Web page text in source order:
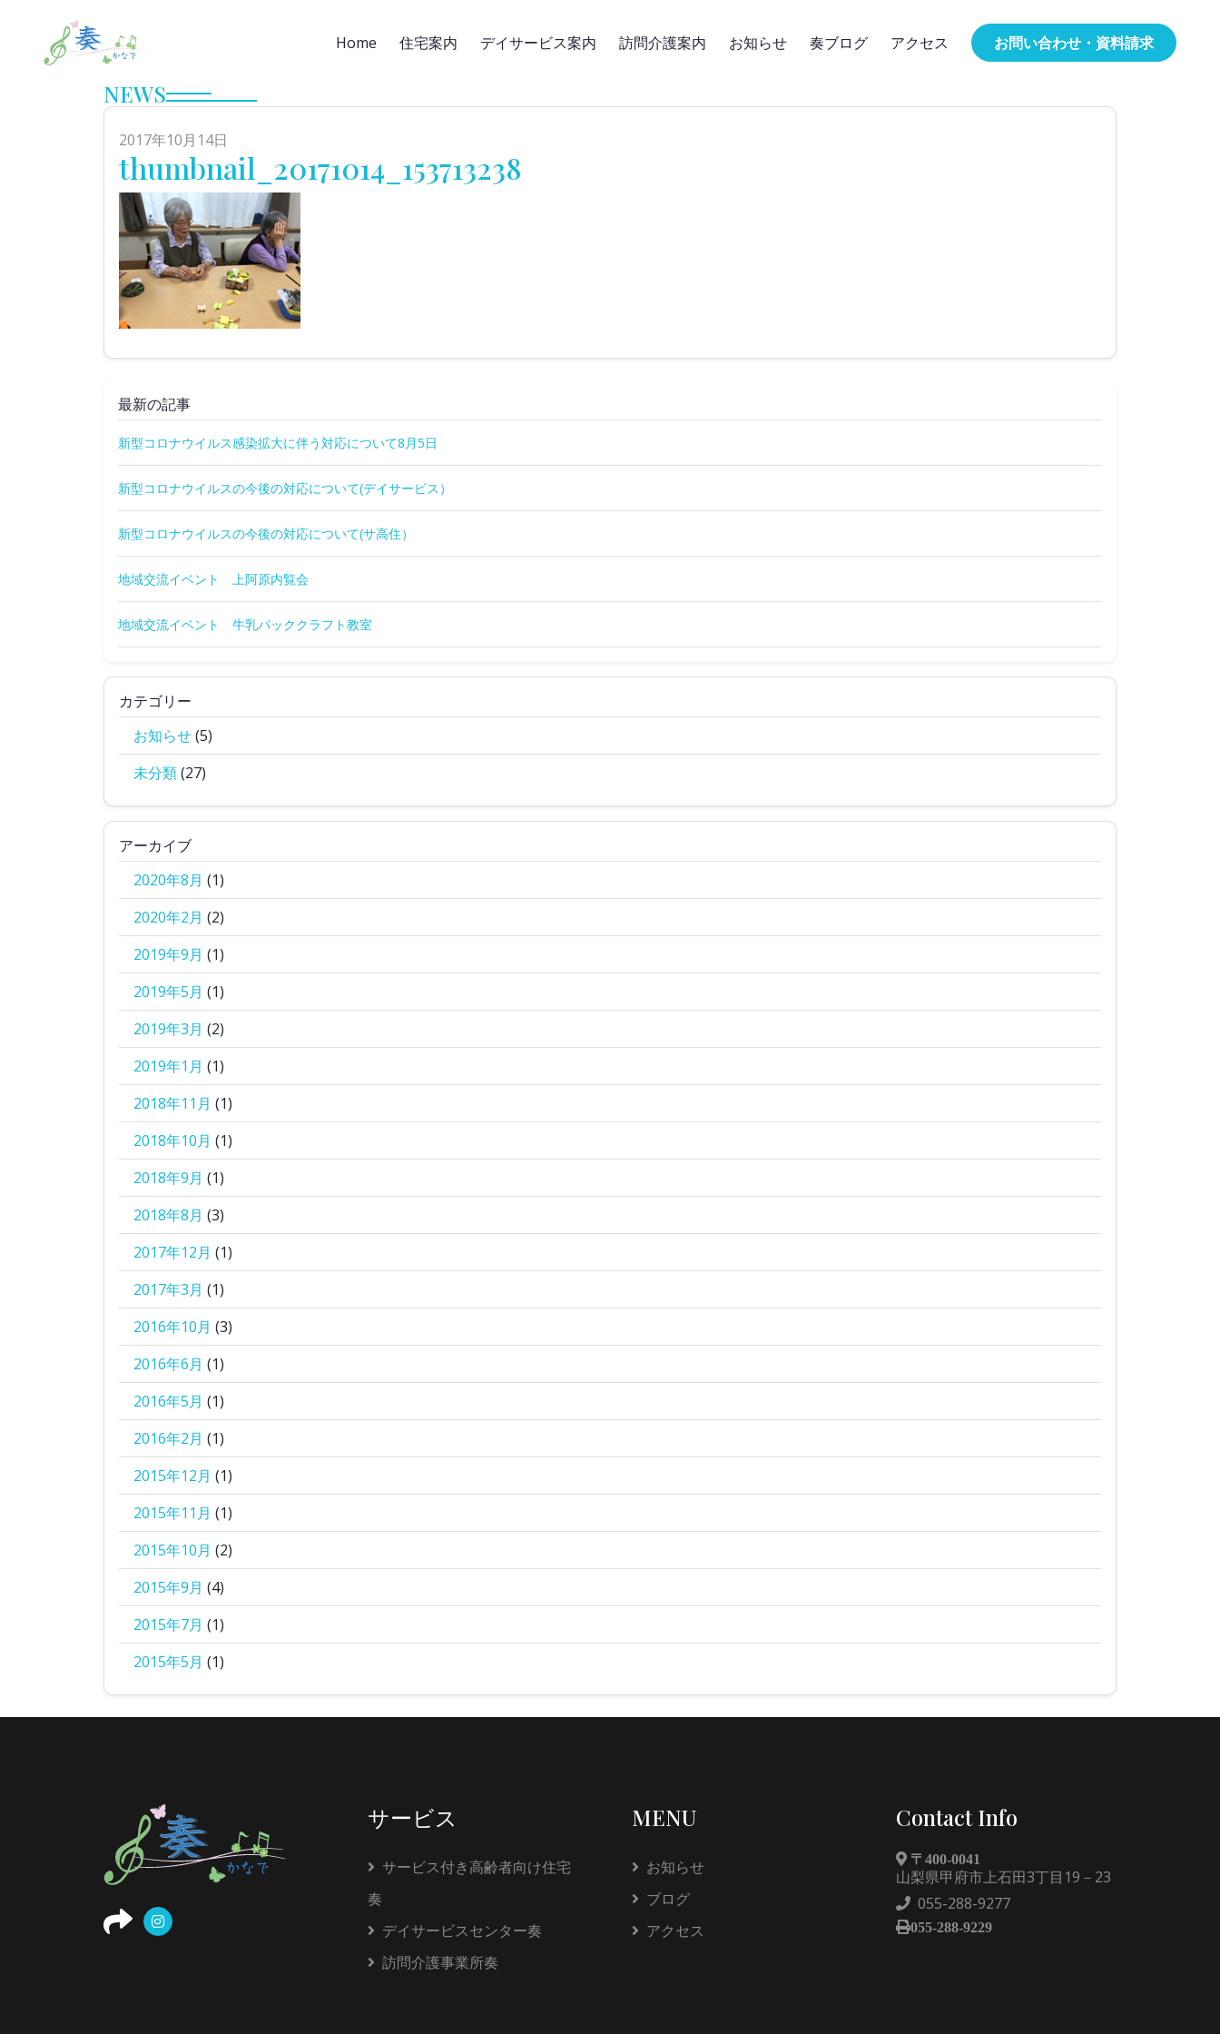
Home 住宅案内 デイサービス案内 訪問介護案内 お知らせ 奏ブログ アクセス お問い合わせ・資料請求
NEWS
2017年10月14日
thumbnail_20171014_153713238
最新の記事
新型コロナウイルス感染拡大に伴う対応について8月5日
新型コロナウイルスの今後の対応について(デイサービス）
新型コロナウイルスの今後の対応について(サ高住）
地域交流イベント 上阿原内覧会
地域交流イベント 牛乳パッククラフト教室
カテゴリー
お知らせ(5)
未分類(27)
アーカイブ
2020年8月 (1)
2020年2月 (2)
2019年9月 (1)
2019年5月 (1)
2019年3月 (2)
2019年1月 (1)
2018年11月 (1)
2018年10月 (1)
2018年9月 (1)
2018年8月 (3)
2017年12月 (1)
2017年3月 (1)
2016年10月 (3)
2016年6月 (1)
2016年5月 (1)
2016年2月 (1)
2015年12月 (1)
2015年11月 (1)
2015年10月 (2)
2015年9月 (4)
2015年7月 (1)
2015年5月 (1)
サービス
サービス付き高齢者向け住宅
奏
デイサービスセンター奏
訪問介護事業所奏
MENU
お知らせ
ブログ
アクセス
Contact Info
〒400-0041
山梨県甲府市上石田3丁目19－23
055-288-9277
055-288-9229